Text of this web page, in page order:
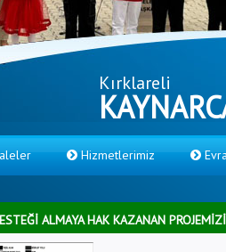
Kırklareli
Hizmetlerimiz
ALMAYA HAK KAZANAN